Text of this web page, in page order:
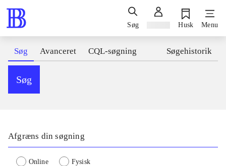
Søg Husk Menu
Søg Avanceret CQL-søgning Søgehistorik
Søg
Afgræns din søgning
Online Fysisk